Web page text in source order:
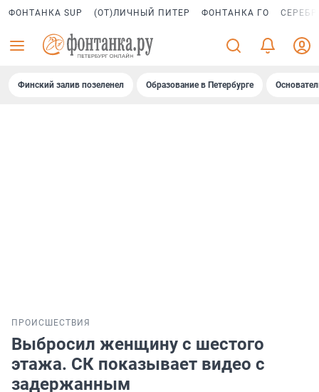
ФОНТАНКА SUP (ОТ)ЛИЧНЫЙ ПИТЕР ФОНТАНКА ГО
Финский залив позеленел Образование в Петербурге
ПРОИСШЕСТВИЯ
Выбросил женщину с шестого
этажа. СК показывает видео с
задержанным